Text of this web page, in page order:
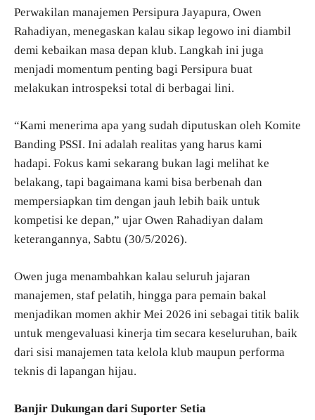
Perwakilan manajemen Persipura Jayapura, Owen
Rahadiyan, menegaskan kalau sikap legowo ini diambil
demi kebaikan masa depan klub. Langkah ini juga
menjadi momentum penting bagi Persipura buat
melakukan introspeksi total di berbagai lini.
“Kami menerima apa yang sudah diputuskan oleh Komite
Banding PSSI. Ini adalah realitas yang harus kami
hadapi. Fokus kami sekarang bukan lagi melihat ke
belakang, tapi bagaimana kami bisa berbenah dan
mempersiapkan tim dengan jauh lebih baik untuk
kompetisi ke depan,” ujar Owen Rahadiyan dalam
keterangannya, Sabtu (30/5/2026).
Owen juga menambahkan kalau seluruh jajaran
manajemen, staf pelatih, hingga para pemain bakal
menjadikan momen akhir Mei 2026 ini sebagai titik balik
untuk mengevaluasi kinerja tim secara keseluruhan, baik
dari sisi manajemen tata kelola klub maupun performa
teknis di lapangan hijau.
Banjir Dukungan dari Suporter Setia